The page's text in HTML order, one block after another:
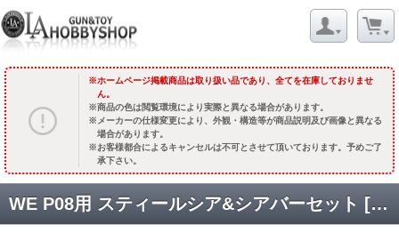
ホームページ掲載商品は取り扱い品であり、全てを在庫しておりませ
ん。
商品の色は閲覧環境により実際と異なる場合があります。
メーカーの仕様変更により、外観・構造等が商品説明及び画像と異なる
場合があります。
お客様都合によるキャンセルは不可とさせて頂いております。予めご了
承下さい。
WE P08用 スティールシア&シアバーセット [品切中.国内再入荷時期未定]